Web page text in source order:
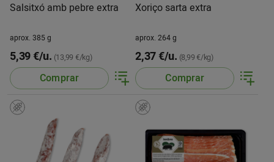
Salsitxó amb pebre extra
aprox. 385 g
5,39 €/u. (13,99 €/kg)
Comprar
Xoriço sarta extra
aprox. 264 g
2,37 €/u. (8,99 €/kg)
Comprar